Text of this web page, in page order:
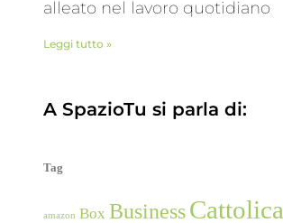
alleato nel lavoro quotidiano
Leggi tutto »
A SpazioTu si parla di:
Tag
amazon Box BusinessCattolica